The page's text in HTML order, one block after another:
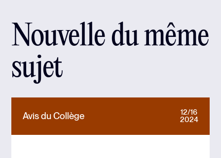
Nouvelle du même
sujet
Avis du Collège
12/16
2024